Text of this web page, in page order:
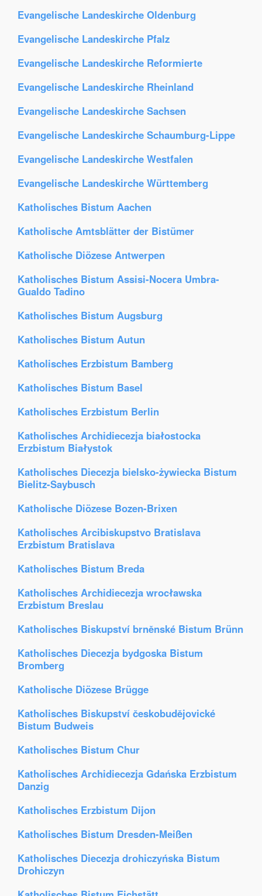
Evangelische Landeskirche Oldenburg
Evangelische Landeskirche Pfalz
Evangelische Landeskirche Reformierte
Evangelische Landeskirche Rheinland
Evangelische Landeskirche Sachsen
Evangelische Landeskirche Schaumburg-Lippe
Evangelische Landeskirche Westfalen
Evangelische Landeskirche Württemberg
Katholisches Bistum Aachen
Katholische Amtsblätter der Bistümer
Katholische Diözese Antwerpen
Katholisches Bistum Assisi-Nocera Umbra-
Gualdo Tadino
Katholisches Bistum Augsburg
Katholisches Bistum Autun
Katholisches Erzbistum Bamberg
Katholisches Bistum Basel
Katholisches Erzbistum Berlin
Katholisches Archidiecezja białostocka
Erzbistum Białystok
Katholisches Diecezja bielsko-żywiecka Bistum
Bielitz-Saybusch
Katholische Diözese Bozen-Brixen
Katholisches Arcibiskupstvo Bratislava
Erzbistum Bratislava
Katholisches Bistum Breda
Katholisches Archidiecezja wrocławska
Erzbistum Breslau
Katholisches Biskupství brněnské Bistum Brünn
Katholisches Diecezja bydgoska Bistum
Bromberg
Katholische Diözese Brügge
Katholisches Biskupství českobudějovické
Bistum Budweis
Katholisches Bistum Chur
Katholisches Archidiecezja Gdańska Erzbistum
Danzig
Katholisches Erzbistum Dijon
Katholisches Bistum Dresden-Meißen
Katholisches Diecezja drohiczyńska Bistum
Drohiczyn